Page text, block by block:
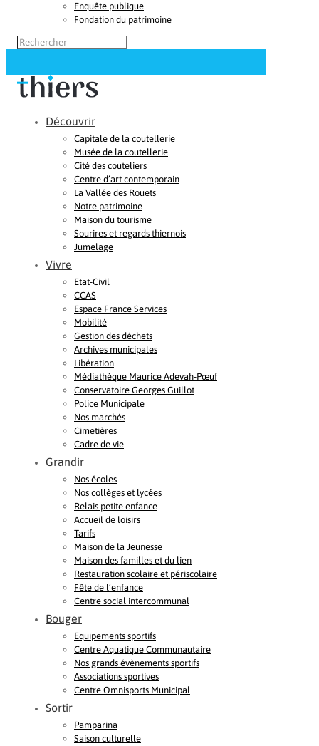
Enquête publique
Fondation du patrimoine
Découvrir
Capitale de la coutellerie
Musée de la coutellerie
Cité des couteliers
Centre d’art contemporain
La Vallée des Rouets
Notre patrimoine
Maison du tourisme
Sourires et regards thiernois
Jumelage
Vivre
Etat-Civil
CCAS
Espace France Services
Mobilité
Gestion des déchets
Archives municipales
Libération
Médiathèque Maurice Adevah-Pœuf
Conservatoire Georges Guillot
Police Municipale
Nos marchés
Cimetières
Cadre de vie
Grandir
Nos écoles
Nos collèges et lycées
Relais petite enfance
Accueil de loisirs
Tarifs
Maison de la Jeunesse
Maison des familles et du lien
Restauration scolaire et périscolaire
Fête de l’enfance
Centre social intercommunal
Bouger
Equipements sportifs
Centre Aquatique Communautaire
Nos grands évènements sportifs
Associations sportives
Centre Omnisports Municipal
Sortir
Pamparina
Saison culturelle